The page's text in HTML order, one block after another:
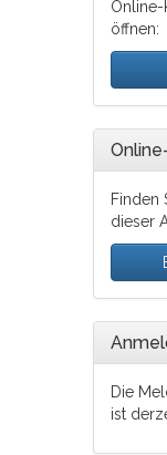
öffnen:
Finden
dieser
Die
ist